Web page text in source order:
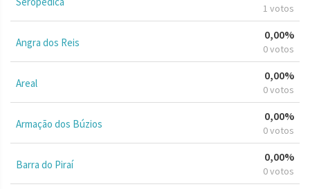
1 votos
Angra dos Reis
0,00%
0 votos
Areal
0,00%
0 votos
Armação dos Búzios
0,00%
0 votos
Barra do Piraí
0,00%
0 votos